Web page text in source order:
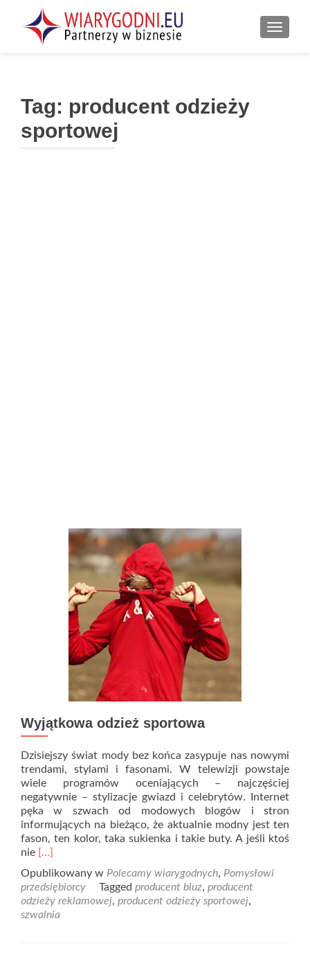
Tag: producent odzieży
sportowej
Wyjątkowa odzież sportowa
Dzisiejszy świat mody bez końca zasypuje nas nowymi
trendami, stylami i fasonami. W telewizji powstaje
wiele programów oceniających – najczęściej
negatywnie – stylizacje gwiazd i celebrytów. Internet
pęka w szwach od modowych blogów i stron
informujących na bieżąco, że aktualnie modny jest ten
fason, ten kolor, taka sukienka i takie buty. A jeśli ktoś
nie Read
about
Wyjątkowa
odzież
sportowa
[…]
Opublikowany w Polecamy wiarygodnych, Pomysłowi
przedsiębiorcy
Tagged producent bluz, producent
odzieży reklamowej, producent odzieży sportowej,
szwalnia